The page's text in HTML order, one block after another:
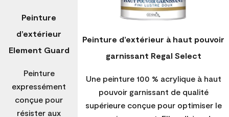
Peinture
d’extérieur
Element Guard
Peinture
expressément
conçue pour
résister aux
Peinture d’extérieur à haut pouvoir
garnissant Regal Select
Une peinture 100 % acrylique à haut
pouvoir garnissant de qualité
supérieure conçue pour optimiser le